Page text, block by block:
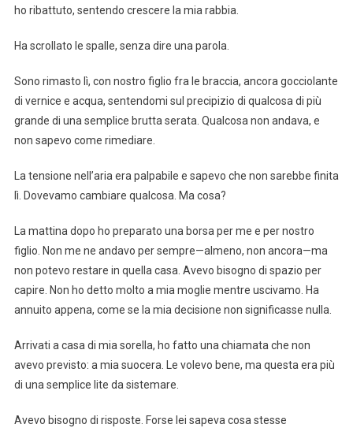
ho ribattuto, sentendo crescere la mia rabbia.
Ha scrollato le spalle, senza dire una parola.
Sono rimasto lì, con nostro figlio fra le braccia, ancora gocciolante
di vernice e acqua, sentendomi sul precipizio di qualcosa di più
grande di una semplice brutta serata. Qualcosa non andava, e
non sapevo come rimediare.
La tensione nell’aria era palpabile e sapevo che non sarebbe finita
lì. Dovevamo cambiare qualcosa. Ma cosa?
La mattina dopo ho preparato una borsa per me e per nostro
figlio. Non me ne andavo per sempre—almeno, non ancora—ma
non potevo restare in quella casa. Avevo bisogno di spazio per
capire. Non ho detto molto a mia moglie mentre uscivamo. Ha
annuito appena, come se la mia decisione non significasse nulla.
Arrivati a casa di mia sorella, ho fatto una chiamata che non
avevo previsto: a mia suocera. Le volevo bene, ma questa era più
di una semplice lite da sistemare.
Avevo bisogno di risposte. Forse lei sapeva cosa stesse